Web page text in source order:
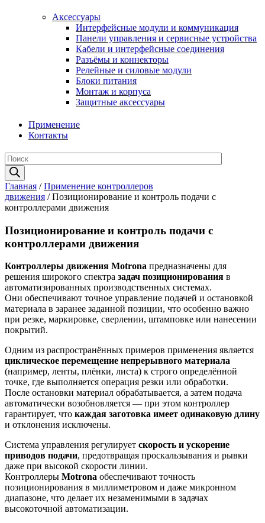
Аксессуары
Интерфейсные модули и коммуникация
Панели управления и сервисные устройства
Кабели и интерфейсные соединения
Разъёмы и коннекторы
Релейные и силовые модули
Блоки питания
Монтаж и корпуса
Защитные аксессуары
Применение
Контакты
Поиск
товаров
Главная /Применение контроллеров
движения / Позиционирование и контроль подачи с
контроллерами движения
Позиционирование и контроль подачи с
контроллерами движения
Контроллеры движения Motrona предназначены для
решения широкого спектра задач позиционирования в
автоматизированных производственных системах.
Они обеспечивают точное управление подачей и остановкой
материала в заранее заданной позиции, что особенно важно
при резке, маркировке, сверлении, штамповке или нанесении
покрытий.
Одним из распространённых примеров применения является
циклическое перемещение непрерывного материала
(например, ленты, плёнки, листа) к строго определённой
точке, где выполняется операция резки или обработки.
После остановки материал обрабатывается, а затем подача
автоматически возобновляется — при этом контроллер
гарантирует, что каждая заготовка имеет одинаковую длину
и отклонения исключены.
Система управления регулирует скорость и ускорение
приводов подачи, предотвращая проскальзывания и рывки
даже при высокой скорости линии.
Контроллеры Motrona обеспечивают точность
позиционирования в миллиметровом и даже микронном
диапазоне, что делает их незаменимыми в задачах
высокоточной автоматизации.